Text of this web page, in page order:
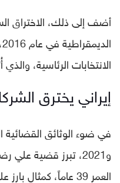
أضف إلى ذلك، الاختراق
الانتخابات الرئاسية،
إيراني يخترق
و2021، تبرز قضية
العمر 39 عاماً، كمثال